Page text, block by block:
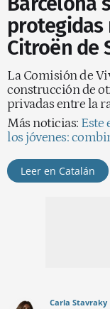
protegidas
Citroën de
La Comisión de
construcción de
privadas entre la
Más noticias: Este
los jóvenes:
Leer en Catalán
Carla Stavraky